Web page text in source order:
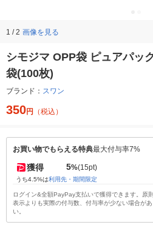
1 / 2 画像を見る
シモジマ OPP袋 ピュアパッ
袋(100枚)
ブランド： スワン
350円 （税込）
お買い物でもらえる特典最大付与率7%
獲得 5%(15pt)
うち4.5%は利用先・期間限定
ログイン&全額PayPay支払いで獲得できます。原
表示よりも実際の付与数、付与率が少ない場合が
い。